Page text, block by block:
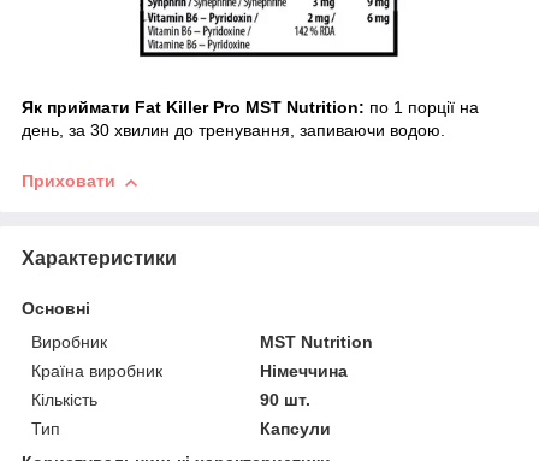
Як приймати Fat Killer Pro MST Nutrition: по 1 порції на
день, за 30 хвилин до тренування, запиваючи водою.
Приховати
Характеристики
Основні
Виробник
MST Nutrition
Країна виробник
Німеччина
Кількість
90 шт.
Тип
Капсули